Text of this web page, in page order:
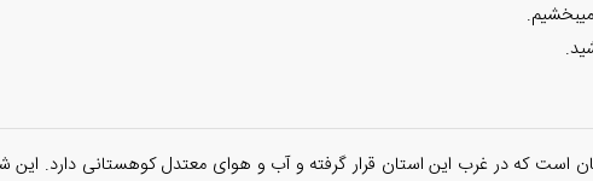
است که در غرب این استان قرار گرفته و آب و هوای معتدل کوهستانی دارد.